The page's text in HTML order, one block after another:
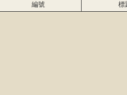
編號 標